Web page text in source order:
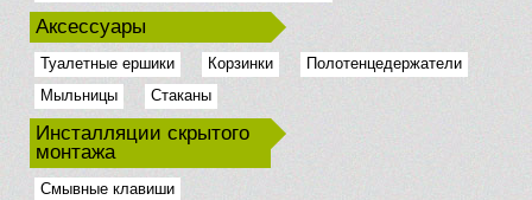
Аксессуары
Туалетные ершики Корзинки
Полотенцедержатели
Мыльницы
Стаканы
Инсталляции скрытого
монтажа
Смывные клавиши